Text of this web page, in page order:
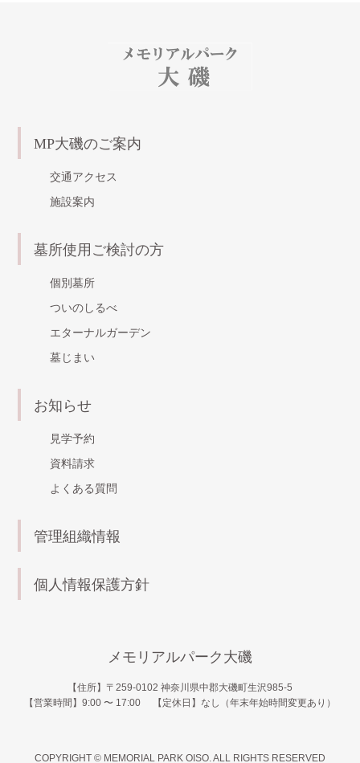
MP大磯のご案内
交通アクセス
施設案内
墓所使用ご検討の方
個別墓所
ついのしるべ
エターナルガーデン
墓じまい
お知らせ
見学予約
資料請求
よくある質問
管理組織情報
個人情報保護方針
メモリアルパーク大磯
【住所】〒259-0102 神奈川県中郡大磯町生沢985-5
【営業時間】9:00 〜 17:00 【定休日】なし（年末年始時間変更あり）
COPYRIGHT © MEMORIAL PARK OISO. ALL RIGHTS RESERVED